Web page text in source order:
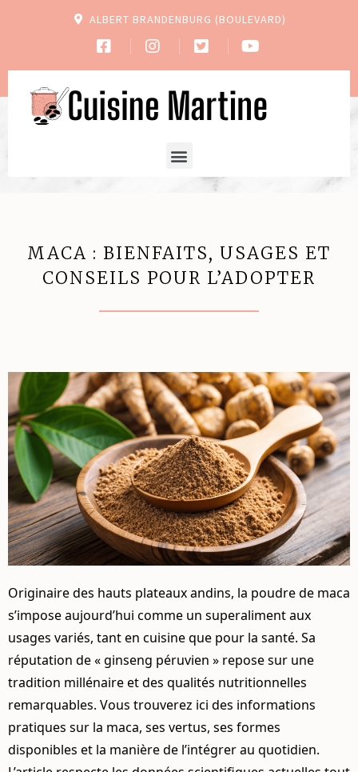
ALBERT BRANDENBURG (BOULEVARD)
MACA : BIENFAITS, USAGES ET
CONSEILS POUR L’ADOPTER
Originaire des hauts plateaux andins, la poudre de maca
s’impose aujourd’hui comme un superaliment aux
usages variés, tant en cuisine que pour la santé. Sa
réputation de « ginseng péruvien » repose sur une
tradition millénaire et des qualités nutritionnelles
remarquables. Vous trouverez ici des informations
pratiques sur la maca, ses vertus, ses formes
disponibles et la manière de l’intégrer au quotidien.